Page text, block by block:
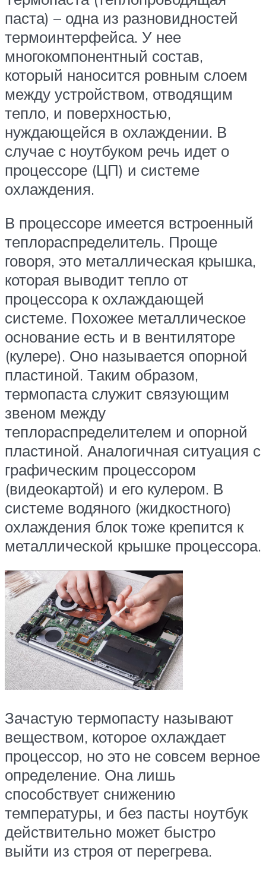
паста) – одна из разновидностей
термоинтерфейса. У нее
многокомпонентный состав,
который наносится ровным слоем
между устройством, отводящим
тепло, и поверхностью,
нуждающейся в охлаждении. В
случае с ноутбуком речь идет о
процессоре (ЦП) и системе
охлаждения.
В процессоре имеется встроенный
теплораспределитель. Проще
говоря, это металлическая крышка,
которая выводит тепло от
процессора к охлаждающей
системе. Похожее металлическое
основание есть и в вентиляторе
(кулере). Оно называется опорной
пластиной. Таким образом,
термопаста служит связующим
звеном между
теплораспределителем и опорной
пластиной. Аналогичная ситуация с
графическим процессором
(видеокартой) и его кулером. В
системе водяного (жидкостного)
охлаждения блок тоже крепится к
металлической крышке процессора.
Зачастую термопасту называют
веществом, которое охлаждает
процессор, но это не совсем верное
определение. Она лишь
способствует снижению
температуры, и без пасты ноутбук
действительно может быстро
выйти из строя от перегрева.